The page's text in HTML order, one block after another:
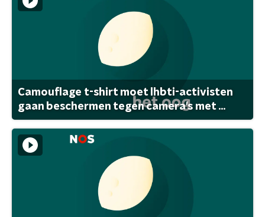
Camouflage t-shirt moet lhbti-activisten
gaan beschermen tegen camera's met ...